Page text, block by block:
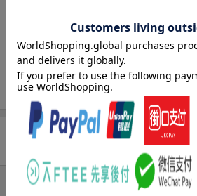
商品説明
内容紹介（JPROより）
神アプリ 16
ブックスのレビュー